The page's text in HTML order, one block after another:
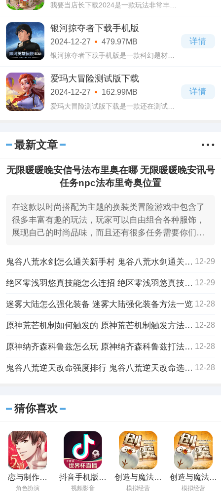
我要当店长下载2024是一款玩法非常丰富
戏中玩家可以体验经营餐厅的乐趣，也可
以自由修改餐厅格局，打造不同风格的主
题餐厅!
银河掠夺者下载手机版
2024-12-27 479.97MB
银河掠夺者下载手机版是一款科幻题材背
版游戏中玩家将成为太空指挥官开始发展
自己的太空基地。
详情
爱玛大冒险测试版下载
2024-12-27 162.99MB
爱玛大冒险测试版下载是一款还在测试中
详情
最新文章
无限暖暖晚安信号法布里奥在哪 无限暖暖晚安讯号
任务npc法布里奇奥位置
在这款以时尚搭配为主题的换装类冒险游戏中包含了
很多丰富有趣的玩法，玩家可以自由组合各种服饰，
展现自己的时尚品味，而且还有很多任务需要你们去
鬼谷八荒水剑怎么通关新手村 鬼谷八荒水剑通关新手村方法 12-29
绝区零浅羽悠真技能怎么连招 绝区零浅羽悠真技能连招方法 12-29
迷雾大陆怎么强化装备 迷雾大陆强化装备方法一览 12-28
原神荒芒机制如何触发的 原神荒芒机制触发方法一览 12-28
原神纳齐森科鲁兹怎么玩 原神纳齐森科鲁兹打法攻略 12-28
鬼谷八荒逆天改命强度排行 鬼谷八荒逆天改命选择推荐 12-28
猜你喜欢
恋与制作人
2023免费下载
角色扮演
抖音手机版在
线观看
视频影音
创造与魔法手
游下载最新版
模拟经营
创造与魔法下
载官方版
模拟经营